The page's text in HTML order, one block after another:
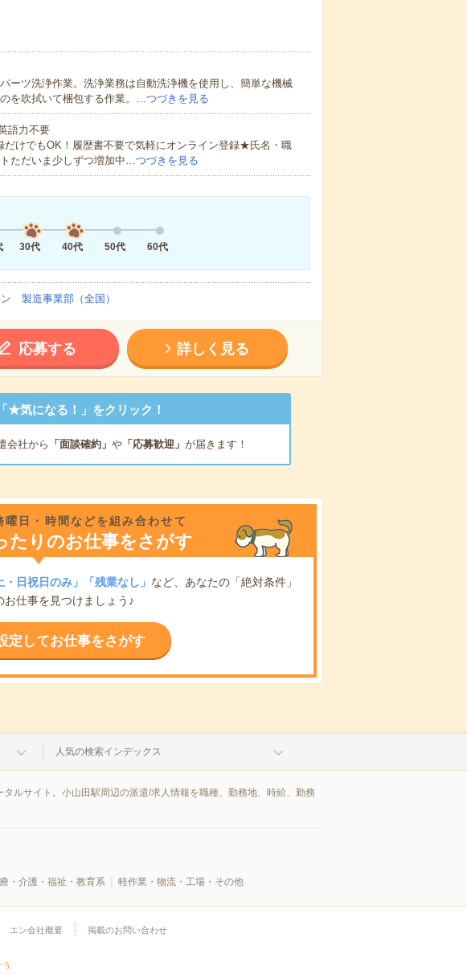
ーツ洗浄作業。洗浄業務は自動洗浄機を使用し、簡単な機械
を吹拭いて梱包する作業。…つづきを見る
語力不要
けでもOK！履歴書不要で気軽にオンライン登録★氏名・職
ただいま少しずつ増加中…つづきを見る
30代 40代 50代 60代
製造事業部（全国）
応募する 詳しく見る
★気になる！」をクリック！
会社から 「面談確約」 や「応募歓迎」 が届きます！
曜日・時間などを組み合わせて
たりのお仕事をさがす
・日祝日のみ」「残業なし」 など、あなたの「絶対条件」
仕事を見つけましょう♪
定してお仕事をさがす
人気の検索インデックス
ルサイト。小山田駅周辺の派遣/求人情報を職種、勤務地、時給、勤務
・介護・福祉・教育系 軽作業・物流・工場・その他
エン会社概要 掲載のお問い合わせ